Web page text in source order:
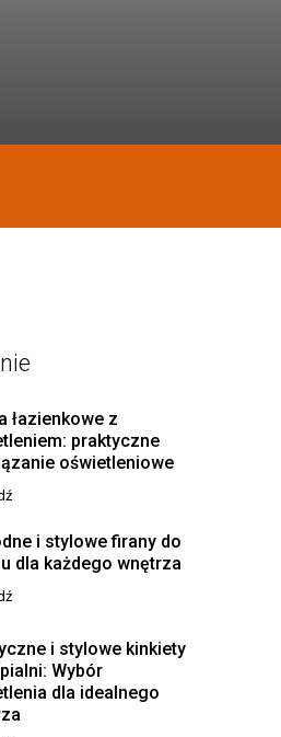
łazienkowe z
praktyczne
oświetleniowe
i stylowe firany do
dla każdego wnętrza
i stylowe kinkiety
Wybór
dla idealnego